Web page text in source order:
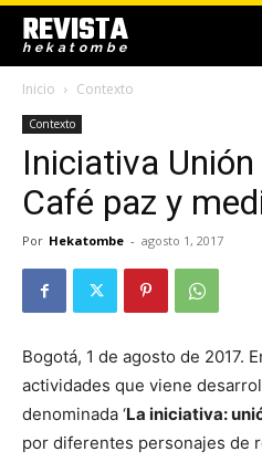
REVISTA
hekatombe
Inicio Contexto
Contexto
Iniciativa
Café paz y
Por Hekatombe - agosto 1, 2017
Bogotá, 1 de agosto de 2017.
actividades que viene
denominada ‘La iniciativa:
por diferentes personajes de